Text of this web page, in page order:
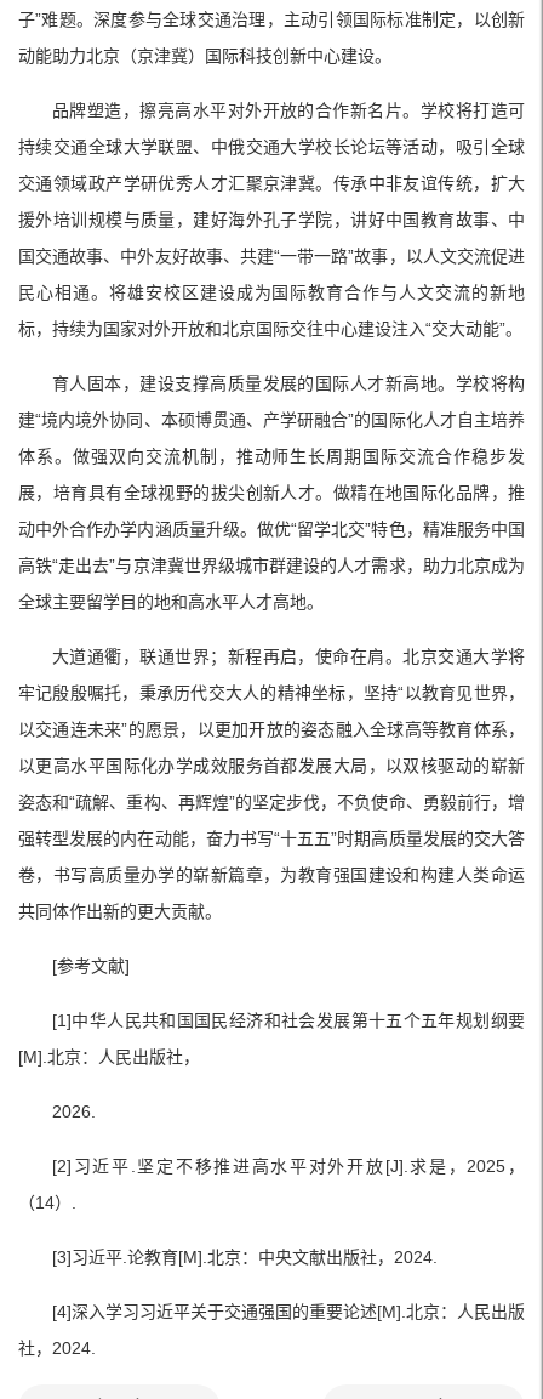
子”难题。深度参与全球交通治理，主动引领国际标准制定，以创新
动能助力北京（京津冀）国际科技创新中心建设。
品牌塑造，擦亮高水平对外开放的合作新名片。学校将打造可
持续交通全球大学联盟、中俄交通大学校长论坛等活动，吸引全球
交通领域政产学研优秀人才汇聚京津冀。传承中非友谊传统，扩大
援外培训规模与质量，建好海外孔子学院，讲好中国教育故事、中
国交通故事、中外友好故事、共建“一带一路”故事，以人文交流促进
民心相通。将雄安校区建设成为国际教育合作与人文交流的新地
标，持续为国家对外开放和北京国际交往中心建设注入“交大动能”。
育人固本，建设支撑高质量发展的国际人才新高地。学校将构
建“境内境外协同、本硕博贯通、产学研融合”的国际化人才自主培养
体系。做强双向交流机制，推动师生长周期国际交流合作稳步发
展，培育具有全球视野的拔尖创新人才。做精在地国际化品牌，推
动中外合作办学内涵质量升级。做优“留学北交”特色，精准服务中国
高铁“走出去”与京津冀世界级城市群建设的人才需求，助力北京成为
全球主要留学目的地和高水平人才高地。
大道通衢，联通世界；新程再启，使命在肩。北京交通大学将
牢记殷殷嘱托，秉承历代交大人的精神坐标，坚持“以教育见世界，
以交通连未来”的愿景，以更加开放的姿态融入全球高等教育体系，
以更高水平国际化办学成效服务首都发展大局，以双核驱动的崭新
姿态和“疏解、重构、再辉煌”的坚定步伐，不负使命、勇毅前行，增
强转型发展的内在动能，奋力书写“十五五”时期高质量发展的交大答
卷，书写高质量办学的崭新篇章，为教育强国建设和构建人类命运
共同体作出新的更大贡献。
[参考文献]
[1]中华人民共和国国民经济和社会发展第十五个五年规划纲要
[M].北京：人民出版社，
2026.
[2]习近平.坚定不移推进高水平对外开放[J].求是，2025，
（14）.
[3]习近平.论教育[M].北京：中央文献出版社，2024.
[4]深入学习习近平关于交通强国的重要论述[M].北京：人民出版
社，2024.